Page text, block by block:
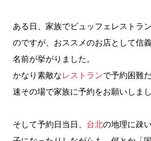
ある日、家族でビュッフェレストラ
のですが、おススメのお店として信
名前が挙がりました。
かなり素敵なレストランで予約困難
速その場で家族に予約をお願いしまし
そして予約日当日、 台北の地理に疎